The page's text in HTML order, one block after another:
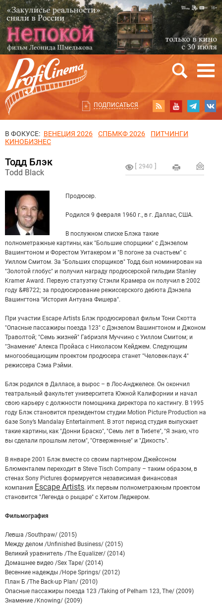
ПОДПИСАТЬСЯ
В ФОКУСЕ: ВЕНЕЦИЯ 2026 СПБМКФ 2026
ПИТЧИНГИ
КИНОБИЗНЕС
2940
Тодд Блэк
Todd Black
Продюсер.
Родился 9 февраля 1960 г., в г. Даллас, США.
В послужном списке Блэка такие
полнометражные картины, как "Большие спорщики" с Дэнзелом
Вашингтоном и Форестом Уитакером и "В погоне за счастьем" с
Уиллом Смитом. За "Больших спорщиков" Тодд был номинирован на
"Золотой глобус" и получил награду продюсерской гильдии Stanley
Kramer Award. Первую статуэтку Стэнли Крамера он получил в 2002
году &#8722; за продюсирование режиссерского дебюта Дэнзела
Вашингтона "История Антуана Фишера".
При участии Escape Artists Блэк продюсировал фильм Тони Скотта
"Опасные пассажиры поезда 123" с Дэнзелом Вашингтоном и Джоном
Траволтой; "Семь жизней" Габриэля Муччино с Уиллом Смитом; и
"Знамение" Алекса Пройаса с Николасом Кейджем. Следующим
многообещающим проектом продюсера станет "Человек-паук 4"
режиссера Сэма Рэйми.
Блэк родился в Далласе, а вырос – в Лос-Анджелесе. Он окончил
театральный факультет университета Южной Калифорнии и начал
свою карьеру с должности помощника директора по кастингу. В 1995
году Блэк становится президентом студии Motion Picture Production на
базе Sony’s Mandalay Entertainment. В этот период студия выпускает
такие картины, как "Донни Браско", "Семь лет в Тибете", "Я знаю, что
вы сделали прошлым летом", "Отверженные" и "Дикость".
В январе 2001 Блэк вместе со своим партнером Джейсоном
Блюменталем переходит в Steve Tisch Company – таким образом, в
стенах Sony Pictures формируется независимая финансовая
компания Escape Artists. Их первым полнометражным проектом
становится "Легенда о рыцаре" с Хитом Леджером.
Фильмография
Левша /Southpaw/ (2015)
Между делом /Unfinished Business/ (2015)
Великий уравнитель /The Equalizer/ (2014)
Домашнее видео /Sex Tape/ (2014)
Весенние надежды /Hope Springs/ (2012)
План Б /The Back-up Plan/ (2010)
Опасные пассажиры поезда 123 /Taking of Pelham 123, The/ (2009)
Знамение /Knowing/ (2009)